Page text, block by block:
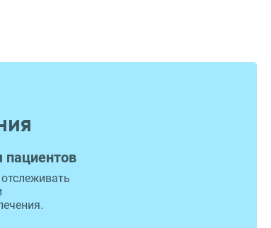
пациентов